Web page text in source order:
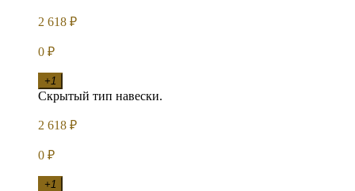
2 618 ₽
0 ₽
+1
Скрытый тип навески.
2 618 ₽
0 ₽
+1